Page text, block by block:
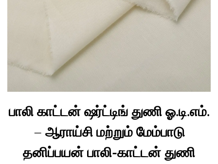
பாலி காட்டன் ஷர்ட்டிங் துணி ஓ.டி.எம்.
– ஆராய்சி மற்றும் மேம்பாடு
தனிப்பயன் பாலி-காட்டன் துணி